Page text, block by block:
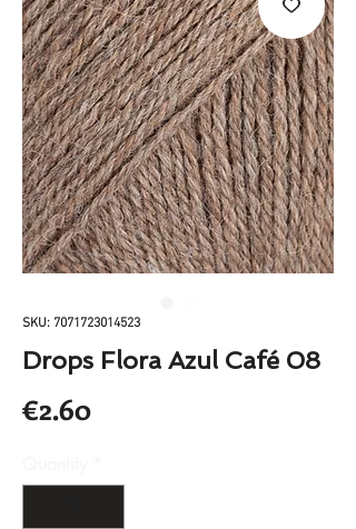
SKU: 7071723014523
Drops Flora Azul Café 08
€2.60Price